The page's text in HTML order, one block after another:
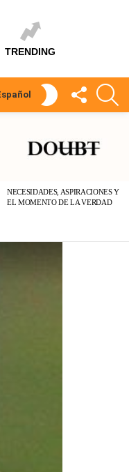
TRENDING
SKIN
SÍGUEME
NECESIDADES, ASPIRACIONES Y
EL MOMENTO DE LA VERDAD